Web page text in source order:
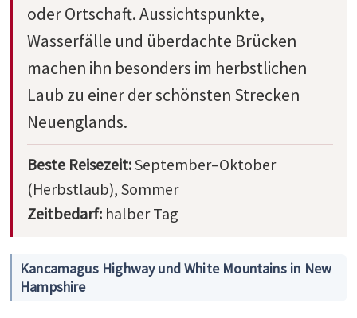
oder Ortschaft. Aussichtspunkte,
Wasserfälle und überdachte Brücken
machen ihn besonders im herbstlichen
Laub zu einer der schönsten Strecken
Neuenglands.
Beste Reisezeit:September–Oktober
(Herbstlaub), Sommer
Zeitbedarf: halber Tag
Kancamagus Highway und White Mountains in New
Hampshire